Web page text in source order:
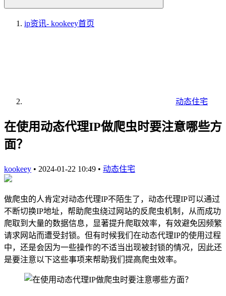
ip资讯- kookeey首页
动态住宅
在使用动态代理IP做爬虫时要注意哪些方
面？
kookeey • 2024-01-22 10:49 • 动态住宅
做爬虫的人肯定对动态代理IP不陌生了，动态代理IP可以通过
不断切换IP地址，帮助爬虫绕过网站的反爬虫机制，从而成功
爬取到大量的数据信息，显著提升爬取效率，有效避免因频繁
请求网站而遭受封锁。但有时候我们在动态代理IP的使用过程
中，还是会因为一些操作的不适当出现被封锁的情况，因此还
是要注意以下这些事项来帮助我们提高爬虫效率。